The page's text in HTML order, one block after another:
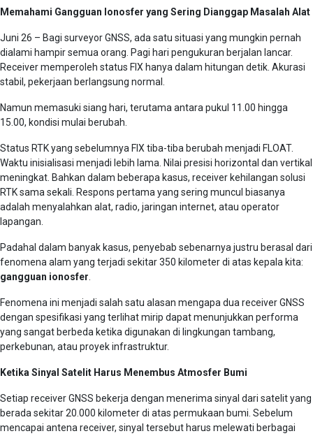
Memahami Gangguan Ionosfer yang Sering Dianggap Masalah Alat
Juni 26 – Bagi surveyor GNSS, ada satu situasi yang mungkin pernah
dialami hampir semua orang. Pagi hari pengukuran berjalan lancar.
Receiver memperoleh status FIX hanya dalam hitungan detik. Akurasi
stabil, pekerjaan berlangsung normal.
Namun memasuki siang hari, terutama antara pukul 11.00 hingga
15.00, kondisi mulai berubah.
Status RTK yang sebelumnya FIX tiba-tiba berubah menjadi FLOAT.
Waktu inisialisasi menjadi lebih lama. Nilai presisi horizontal dan vertikal
meningkat. Bahkan dalam beberapa kasus, receiver kehilangan solusi
RTK sama sekali. Respons pertama yang sering muncul biasanya
adalah menyalahkan alat, radio, jaringan internet, atau operator
lapangan.
Padahal dalam banyak kasus, penyebab sebenarnya justru berasal dari
fenomena alam yang terjadi sekitar 350 kilometer di atas kepala kita:
gangguan ionosfer
Fenomena ini menjadi salah satu alasan mengapa dua receiver GNSS
dengan spesifikasi yang terlihat mirip dapat menunjukkan performa
yang sangat berbeda ketika digunakan di lingkungan tambang,
perkebunan, atau proyek infrastruktur.
Ketika Sinyal Satelit Harus Menembus Atmosfer Bumi
Setiap receiver GNSS bekerja dengan menerima sinyal dari satelit yang
berada sekitar 20.000 kilometer di atas permukaan bumi. Sebelum
mencapai antena receiver, sinyal tersebut harus melewati berbagai